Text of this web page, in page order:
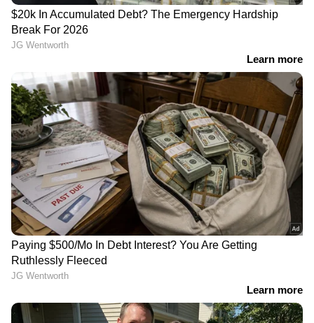
LATEST VIDEOS
'മഴമാറി മാനംതെളിഞ്ഞാൽ എല്ലാം
മറക്കുന്നവരാണ് നമ്മൾ,
പ്രകൃതിയുടെ മുന്നറിയിപ്പുകൾ
ശ്രദ്ധിക്കുന്നില്ല'
മണ്ടത്തരവും കൊണ്ടാണ്